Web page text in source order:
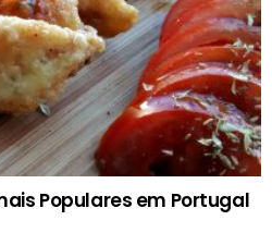
Populares em Portugal